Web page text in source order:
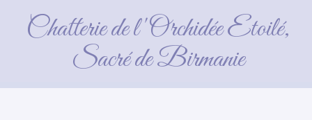
Chatterie de l'Orchidée Etoilé,
Sacré de Birmanie
Lily Pop & Lady Bella à 13
semaines (réservées)